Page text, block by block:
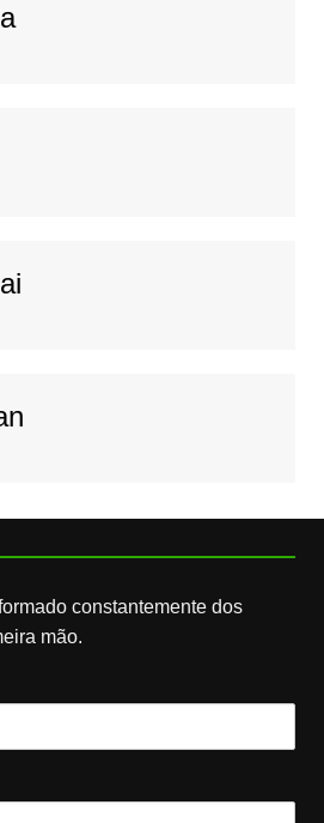
constantemente dos
mão.